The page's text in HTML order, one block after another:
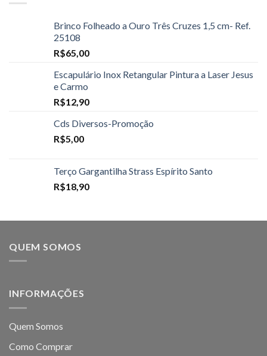
Brinco Folheado a Ouro Três Cruzes 1,5 cm- Ref.
25108
R$65,00
Escapulário Inox Retangular Pintura a Laser Jesus
e Carmo
R$12,90
Cds Diversos-Promoção
R$5,00
Terço Gargantilha Strass Espírito Santo
R$18,90
QUEM SOMOS
INFORMAÇÕES
Quem Somos
Como Comprar